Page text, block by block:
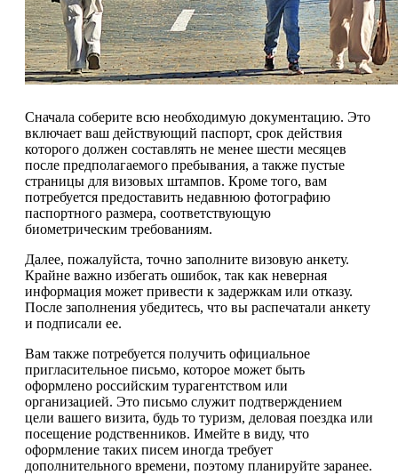
Сначала соберите всю необходимую документацию. Это
включает ваш действующий паспорт, срок действия
которого должен составлять не менее шести месяцев
после предполагаемого пребывания, а также пустые
страницы для визовых штампов. Кроме того, вам
потребуется предоставить недавнюю фотографию
паспортного размера, соответствующую
биометрическим требованиям.
Далее, пожалуйста, точно заполните визовую анкету.
Крайне важно избегать ошибок, так как неверная
информация может привести к задержкам или отказу.
После заполнения убедитесь, что вы распечатали анкету
и подписали ее.
Вам также потребуется получить официальное
пригласительное письмо, которое может быть
оформлено российским турагентством или
организацией. Это письмо служит подтверждением
цели вашего визита, будь то туризм, деловая поездка или
посещение родственников. Имейте в виду, что
оформление таких писем иногда требует
дополнительного времени, поэтому планируйте заранее.